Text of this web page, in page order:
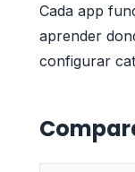
Cada app
aprender
configurar